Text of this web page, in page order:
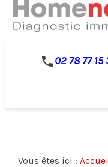
phone02 78 77 15
Vous êtes ici :
Panneau de gestion des